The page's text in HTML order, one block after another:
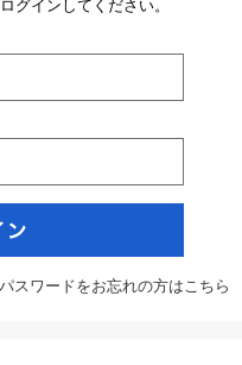
グインしてください。
パスワードをお忘れの方はこちら